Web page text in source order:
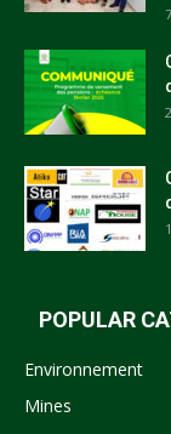
POPULAR
Environnement
Mines